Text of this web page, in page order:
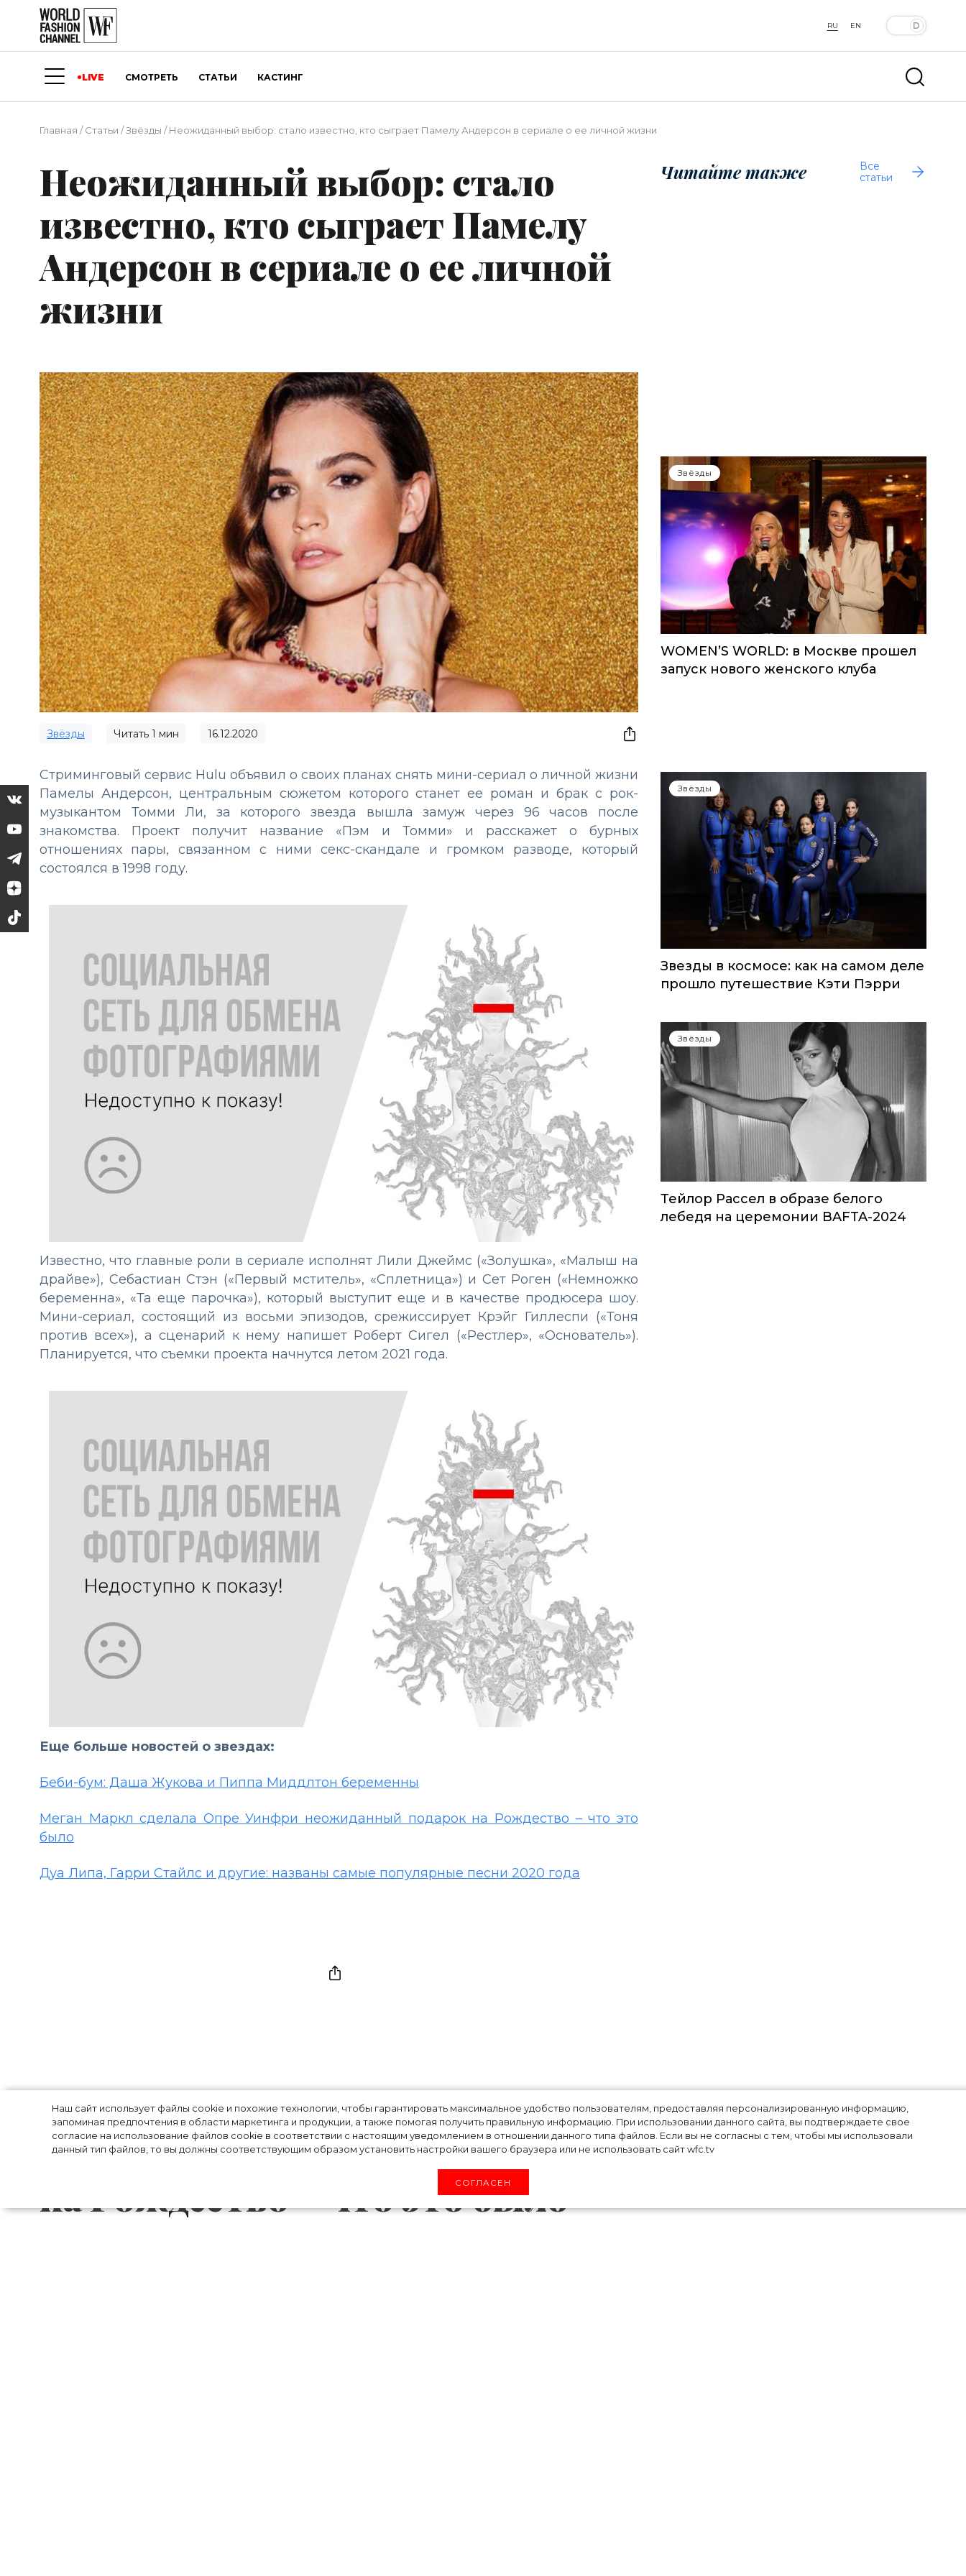
Наш сайт использует файлы cookie и похожие технологии, чтобы гарантировать максимальное удобство пользователям, предоставляя персонализированную информацию,
запоминая предпочтения в области маркетинга и продукции, а также помогая получить правильную информацию. При использовании данного сайта, вы подтверждаете свое
согласие на использование файлов cookie в соответствии с настоящим уведомлением в отношении данного типа файлов. Если вы не согласны с тем, чтобы мы использовали
данный тип файлов, то вы должны соответствующим образом установить настройки вашего браузера или не использовать сайт wfc.tv
СОГЛАСЕН
RU EN
LIVE СМОТРЕТЬ СТАТЬИ КАСТИНГ
Главная /Статьи /Звёзды /Неожиданный выбор: стало известно, кто сыграет Памелу Андерсон в сериале о ее личной жизни
Неожиданный выбор: стало
известно, кто сыграет Памелу
Андерсон в сериале о ее личной
жизни
Звёзды Читать 1 мин 16.12.2020
Стриминговый сервис Hulu объявил о своих планах снять мини-сериал о личной жизни
Памелы Андерсон, центральным сюжетом которого станет ее роман и брак с рок-
музыкантом Томми Ли, за которого звезда вышла замуж через 96 часов после
знакомства. Проект получит название «Пэм и Томми» и расскажет о бурных
отношениях пары, связанном с ними секс-скандале и громком разводе, который
состоялся в 1998 году.
Известно, что главные роли в сериале исполнят Лили Джеймс («Золушка», «Малыш на
драйве»), Себастиан Стэн («Первый мститель», «Сплетница») и Сет Роген («Немножко
беременна», «Та еще парочка»), который выступит еще и в качестве продюсера шоу.
Мини-сериал, состоящий из восьми эпизодов, срежиссирует Крэйг Гиллеспи («Тоня
против всех»), а сценарий к нему напишет Роберт Сигел («Рестлер», «Основатель»).
Планируется, что съемки проекта начнутся летом 2021 года.
Еще больше новостей о звездах:
Беби-бум: Даша Жукова и Пиппа Миддлтон беременны
Меган Маркл сделала Опре Уинфри неожиданный подарок на Рождество – что это
было
Дуа Липа, Гарри Стайлс и другие: названы самые популярные песни 2020 года
Читайте также
Все
статьи
Звёзды
WOMEN’S WORLD: в Москве прошел
запуск нового женского клуба
Звёзды
Звезды в космосе: как на самом деле
прошло путешествие Кэти Пэрри
Звёзды
Тейлор Рассел в образе белого
лебедя на церемонии BAFTA-2024
Меган Маркл сделала Опре
Уинфри неожиданный подарок
на Рождество – что это было